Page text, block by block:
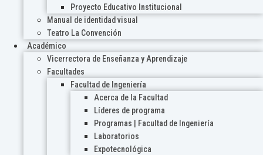
Proyecto Educativo Institucional
Manual de identidad visual
Teatro La Convención
Académico
Vicerrectora de Enseñanza y Aprendizaje
Facultades
Facultad de Ingeniería
Acerca de la Facultad
Líderes de programa
Programas | Facultad de Ingeniería
Laboratorios
Expotecnológica